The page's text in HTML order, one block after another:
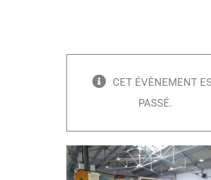
CET ÉVÈNEMENT
PASSÉ.